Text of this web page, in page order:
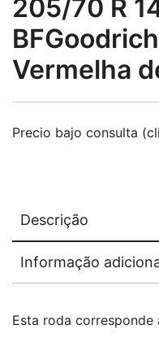
205/70 R
Vermelha
Precio bajo consulta
Descrição
Informação
Esta roda